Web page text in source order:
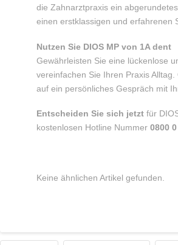
die Zahnarztpraxis ein
einen erstklassigen und erfahrenen
Nutzen Sie DIOS MP von 1A dent
Gewährleisten Sie eine lückenlose
vereinfachen Sie Ihren Praxis
auf ein persönliches Gespräch mit
Entscheiden Sie sich jetzt für
kostenlosen Hotline Nummer 0800
Keine ähnlichen Artikel gefunden.